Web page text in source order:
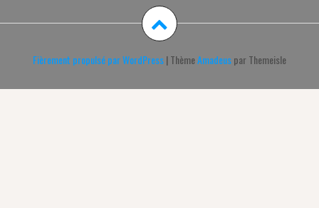
Fièrement propulsé par WordPress|ThèmeAmadeuspar Themeisle